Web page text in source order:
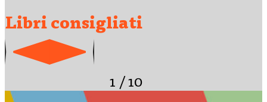
Libri consigliati
1 / 10